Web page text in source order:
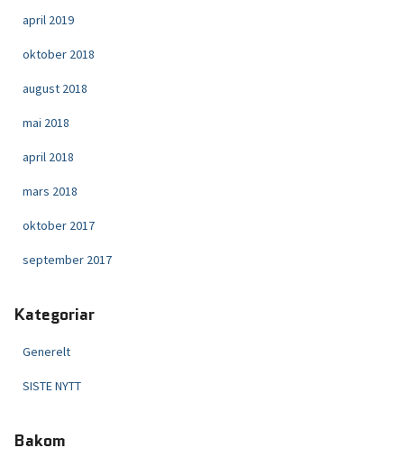
april 2019
oktober 2018
august 2018
mai 2018
april 2018
mars 2018
oktober 2017
september 2017
Kategoriar
Generelt
SISTE NYTT
Bakom